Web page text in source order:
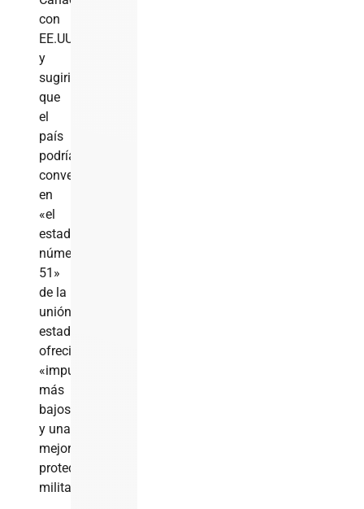
con
EE.UU.
y
sugirió
que
el
país
podría
convertirse
en
«el
estado
número
51»
de la
unión
estadounidense,
ofreciendo
«impuestos
más
bajos
y una
mejor
protección
militar».